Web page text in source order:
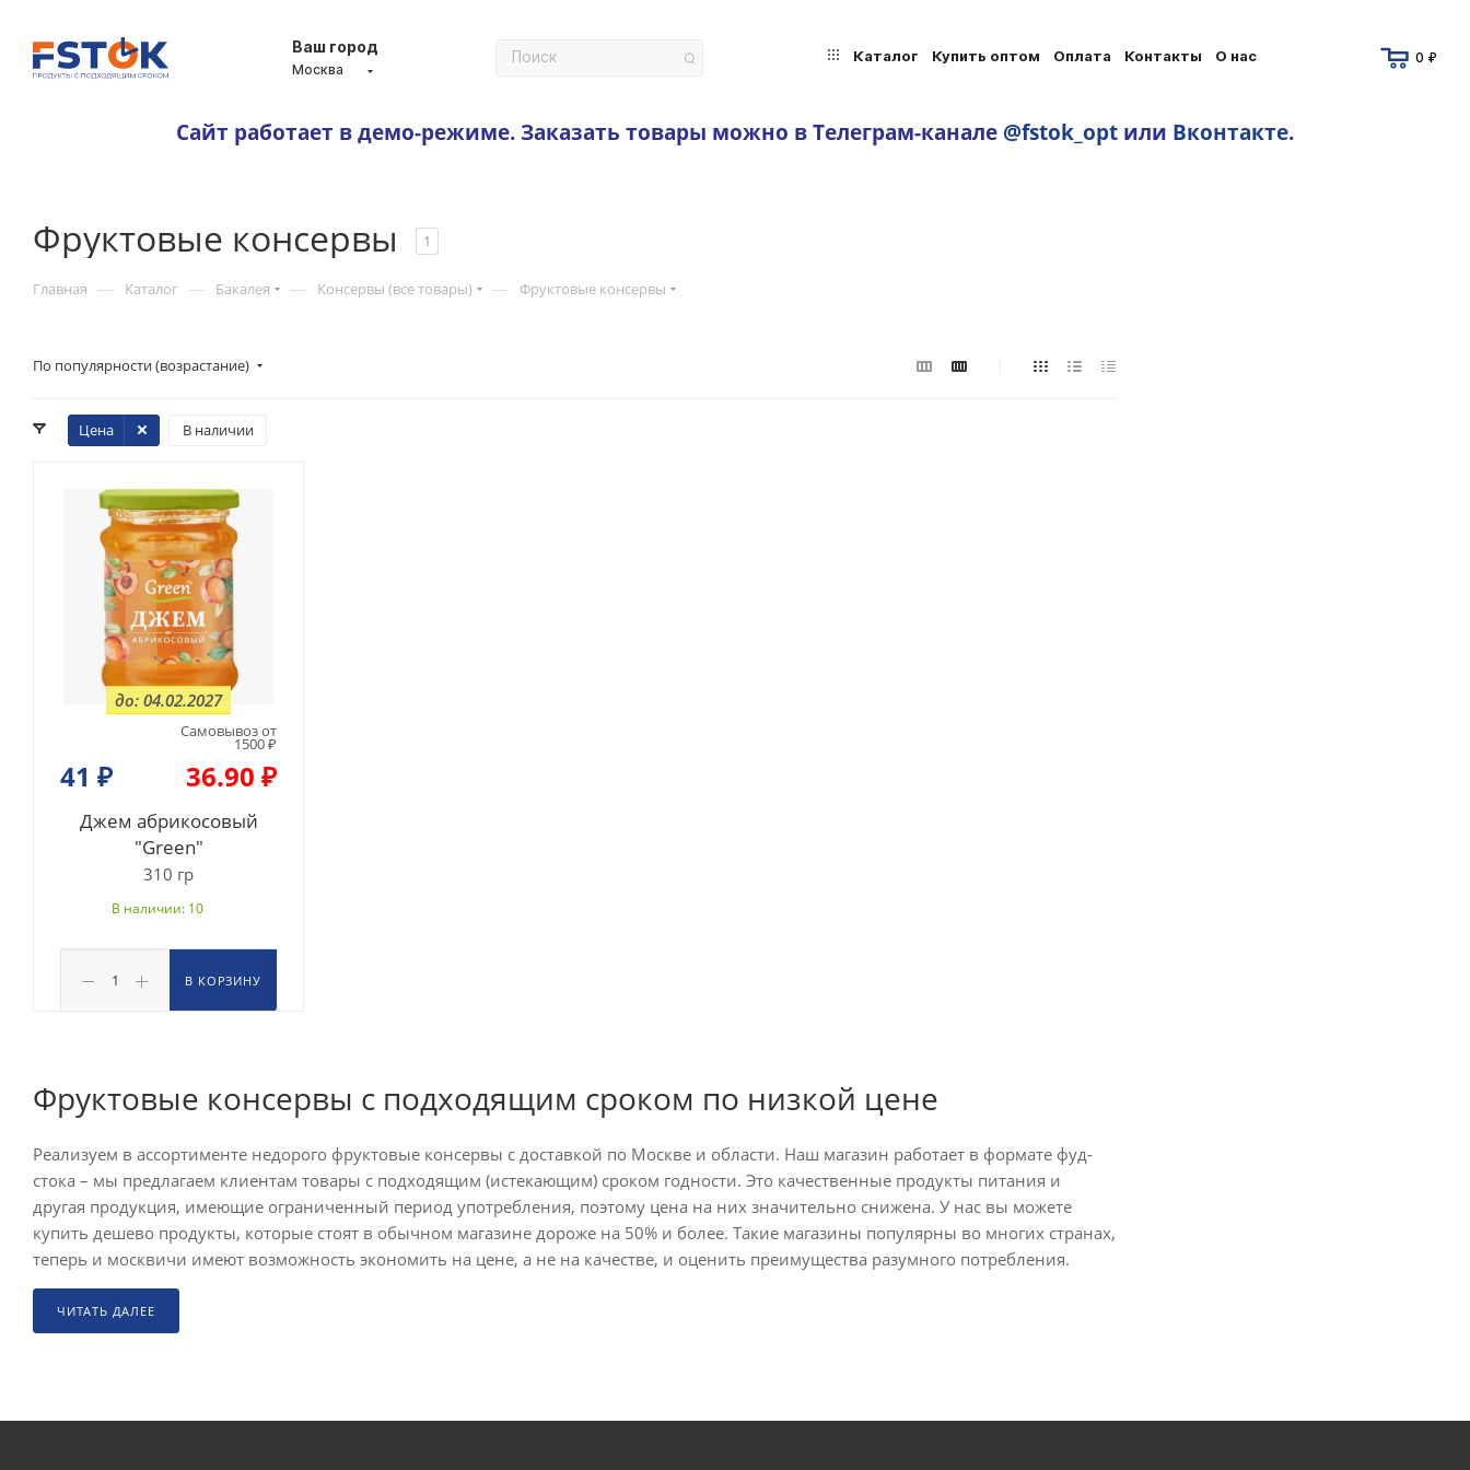
Ваш город
Москва
Каталог Купить оптом Оплата Контакты О нас 0 ₽
Сайт работает в демо-режиме. Заказать товары можно в Телеграм-канале @fstok_opt или Вконтакте.
Фруктовые консервы 1
Главная — Каталог — Бакалея — Консервы (все товары) — Фруктовые консервы
По популярности (возрастание)
Цена В наличии
41 ₽
Самовывоз от
1500 ₽
36.90 ₽
Джем абрикосовый
"Green"
до: 04.02.2027
310 гр
В наличии: 10
В КОРЗИНУ
Фруктовые консервы с подходящим сроком по низкой цене
Реализуем в ассортименте недорого фруктовые консервы с доставкой по Москве и области. Наш магазин работает в формате фуд-
стока – мы предлагаем клиентам товары с подходящим (истекающим) сроком годности. Это качественные продукты питания и
другая продукция, имеющие ограниченный период употребления, поэтому цена на них значительно снижена. У нас вы можете
купить дешево продукты, которые стоят в обычном магазине дороже на 50% и более. Такие магазины популярны во многих странах,
теперь и москвичи имеют возможность экономить на цене, а не на качестве, и оценить преимущества разумного потребления.
ЧИТАТЬ ДАЛЕЕ